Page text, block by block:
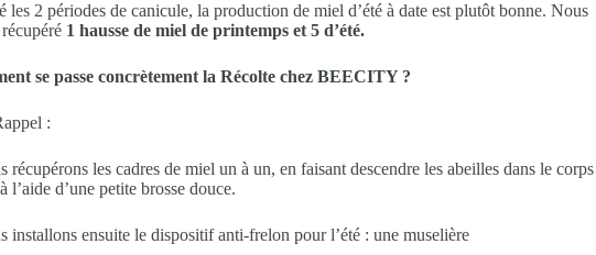
les 2 périodes de canicule, la production de miel d’été à date est plutôt bonne. Nous
1 hausse de miel de printemps et 5 d’été.
se passe concrètement la Récolte chez BEECITY ?
:
récupérons les cadres de miel un à un, en faisant descendre les abeilles dans le
l’aide d’une petite brosse douce.
installons ensuite le dispositif anti-frelon pour l’été : une muselière